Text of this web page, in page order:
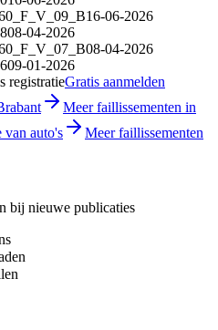
16-06-2026
08-04-2026
08-04-2026
09-01-2026
registratieGratis aanmelden
Meer faillissementen in
van auto's
Meer faillissementen
bij nieuwe publicaties